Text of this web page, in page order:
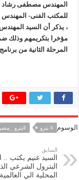
المهندس مصطفى رشاد
للمكتب الفنى- المهندس
، يذكر أن السيد المهندس
مؤخرا بتكريمهم وذلك
المرحلة الثانية من
الوسوم # بترو #بترو
السابق
السيد غنيم يكتب ..
البترول الشرعي
المحلية الي